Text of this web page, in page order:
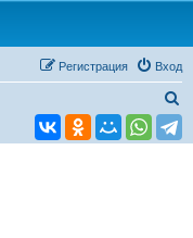
Вход
Регистрация